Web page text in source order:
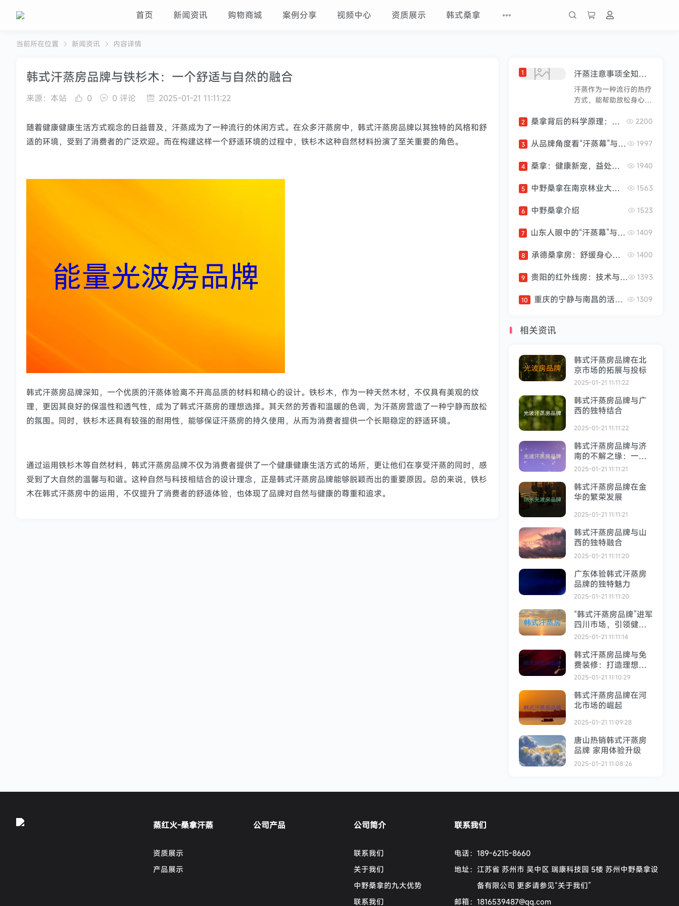
首页 新闻资讯 购物商城 案例分享 视频中心 资质展示 韩式桑拿
当前所在位置 新闻资讯 内容详情
韩式汗蒸房品牌与铁杉木：一个舒适与自然的融合
来源：本站 0 0 评论 2025-01-21 11:11:22
随着健康健康生活方式观念的日益普及，汗蒸成为了一种流行的休闲方式。在众多汗蒸房中， 韩式汗蒸房品牌以其独特的风格和舒
适的环境，受到了消费者的广泛欢迎。而在构建这样一个舒适环境的过程中，铁杉木这种自然材料扮演了至关重要的角色。
韩式汗蒸房品牌深知，一个优质的汗蒸体验离不开高品质的材料和精心的设计。铁杉木，作为一种天然木材，不仅具有美观的纹
理，更因其良好的保温性和透气性，成为了韩式汗蒸房的理想选择。其天然的芳香和温暖的色调，为汗蒸房营造了一种宁静而放松
的氛围。同时，铁杉木还具有较强的耐用性，能够保证汗蒸房的持久使用，从而为消费者提供一个长期稳定的舒适环境。
通过运用铁杉木等自然材料，韩式汗蒸房品牌不仅为消费者提供了一个健康健康生活方式的场所，更让他们在享受汗蒸的同时，感
受到了大自然的温馨与和谐。这种自然与科技相结合的设计理念，正是韩式汗蒸房品牌能够脱颖而出的重要原因。总的来说，铁杉
木在韩式汗蒸房中的运用，不仅提升了消费者的舒适体验，也体现了品牌对自然与健康的尊重和追求。
1 汗蒸注意事项全知道，健康享受热疗时光
汗蒸作为一种流行的热疗
方式，能帮助放松身心、
素，但在汗蒸前、汗蒸过
少需要注意的地方，以确
果。汗蒸前的准备身体状
合汗蒸。感冒发热、身体
患有严重心血管疾病（如
高血压、冠心病等）、皮
肤病（如开放性伤口、皮
肤过敏等）以及刚饮酒或
进食过饱的人群，都不建
议汗蒸，以免加重身体负
血压患者在汗蒸时可能因
晕、心慌甚至危及生命。
2 桑拿背后的科学原理：探究高温与健康的奥秘 2200
3 从品牌角度看“汗蒸幕”与“琼海”的技术应用 1997
4 桑拿：健康新宠，益处多多 1940
5 中野桑拿在南京林业大学正式建立光波房汗蒸材料研究基地 1563
6 中野桑拿介绍 1523
7 山东人眼中的“汗蒸幕”与心中的“拉萨” 1409
8 承德桑拿房：舒缓身心的热带风情体验 1400
9 贵阳的红外线房：技术与资质的融合 1393
10 重庆的宁静与南昌的活力：家用桑拿房的独特视角 1309
相关资讯
韩式汗蒸房品牌在北
京市场的拓展与投标
2025-01-21 11:11:22
韩式汗蒸房品牌与广
西的独特结合
2025-01-21 11:11:22
韩式汗蒸房品牌与济
南的不解之缘：一场
穿越株洲的奇妙工艺
2025-01-21 11:11:21
韩式汗蒸房品牌在金
华的繁荣发展
2025-01-21 11:11:21
韩式汗蒸房品牌与山
西的独特融合
2025-01-21 11:11:20
广东体验韩式汗蒸房
品牌的独特魅力
2025-01-21 11:11:20
“韩式汗蒸房品牌”进军
四川市场，引领健康
潮流
2025-01-21 11:11:14
韩式汗蒸房品牌与免
费装修：打造理想空
间
2025-01-21 11:10:29
韩式汗蒸房品牌在河
北市场的崛起
2025-01-21 11:09:28
唐山热销韩式汗蒸房
品牌 家用体验升级
2025-01-21 11:08:26
蒸红火-桑拿汗蒸
资质展示
产品展示
公司产品 公司简介
联系我们
关于我们
中野桑拿的九大优势
联系我们
联系我们
电话： 189-6215-8660
地址： 江苏省 苏州市 吴中区 瑞康科技园 5楼 苏州中野桑拿设
备有限公司 更多请参见“关于我们”
邮箱： 1816539487@qq.com